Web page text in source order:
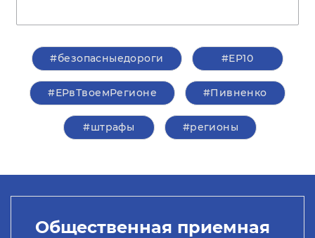
#безопасныедороги #ЕР10
#ЕРвТвоемРегионе #Пивненко
#штрафы #регионы
Общественная приемная